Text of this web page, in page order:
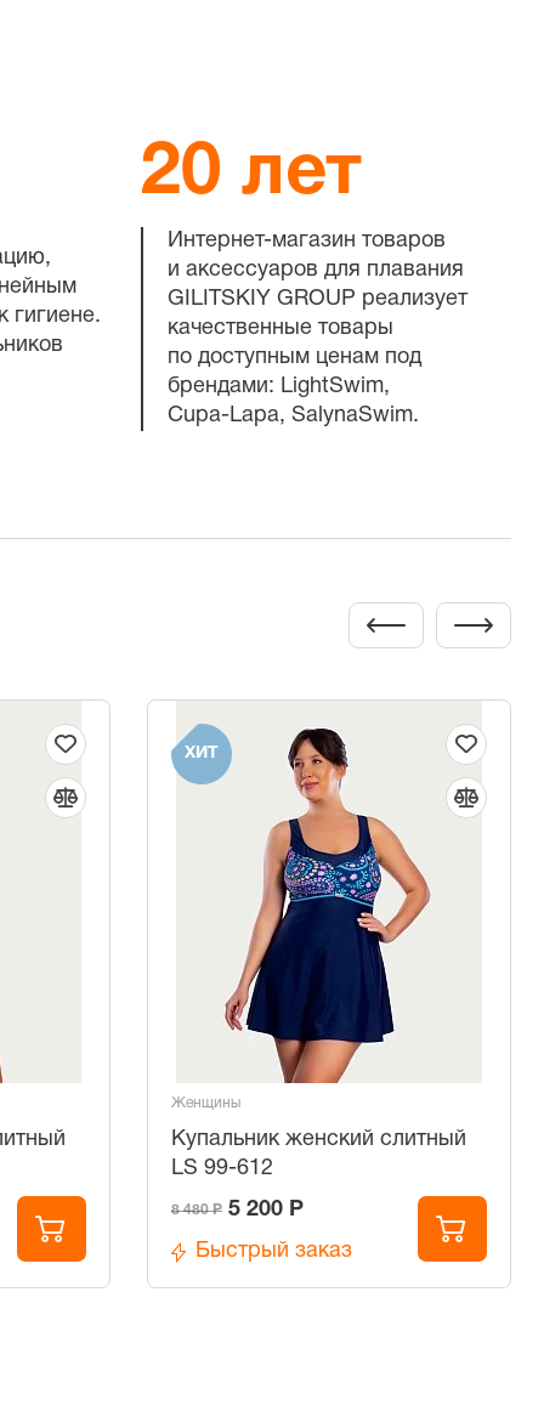
гигиене.
20 лет
Интернет-магазин товаров
и аксессуаров для плавания
GILITSKIY GROUP реализует
качественные товары
по доступным ценам под
брендами: LightSwim,
Cupa-Lapa, SalynaSwim.
ХИТ
Женщины
Купальник женский слитный
LS 99-612
8 480 Р 5 200 Р
Быстрый заказ